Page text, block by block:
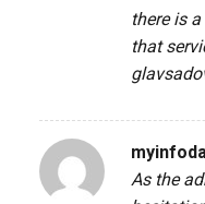
there is
that
As the